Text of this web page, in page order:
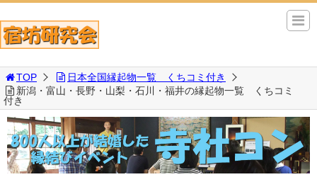
TOP
日本全国縁起物一覧 くちコミ付き
新潟・富山・長野・山梨・石川・福井の縁起物一覧 くちコミ
付き